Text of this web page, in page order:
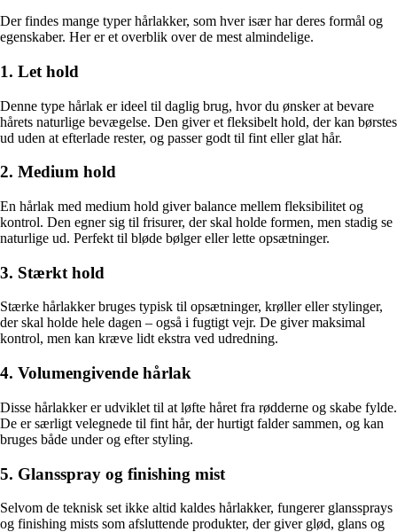
Der findes mange typer hårlakker, som hver især har deres formål og
egenskaber. Her er et overblik over de mest almindelige.
1. Let hold
Denne type hårlak er ideel til daglig brug, hvor du ønsker at bevare
hårets naturlige bevægelse. Den giver et fleksibelt hold, der kan børstes
ud uden at efterlade rester, og passer godt til fint eller glat hår.
2. Medium hold
En hårlak med medium hold giver balance mellem fleksibilitet og
kontrol. Den egner sig til frisurer, der skal holde formen, men stadig se
naturlige ud. Perfekt til bløde bølger eller lette opsætninger.
3. Stærkt hold
Stærke hårlakker bruges typisk til opsætninger, krøller eller stylinger,
der skal holde hele dagen – også i fugtigt vejr. De giver maksimal
kontrol, men kan kræve lidt ekstra ved udredning.
4. Volumengivende hårlak
Disse hårlakker er udviklet til at løfte håret fra rødderne og skabe fylde.
De er særligt velegnede til fint hår, der hurtigt falder sammen, og kan
bruges både under og efter styling.
5. Glansspray og finishing mist
Selvom de teknisk set ikke altid kaldes hårlakker, fungerer glanssprays
og finishing mists som afsluttende produkter, der giver glød, glans og